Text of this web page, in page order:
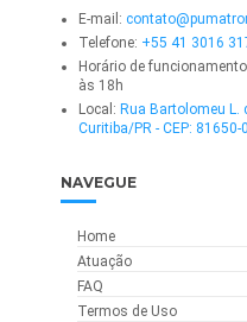
E-mail:
Telefone: +55 41 3016
Horário de
às 18h
Local: Rua Bartolomeu L.
Curitiba/PR - CEP: 81650-
NAVEGUE
Home
Atuação
FAQ
Termos de Uso